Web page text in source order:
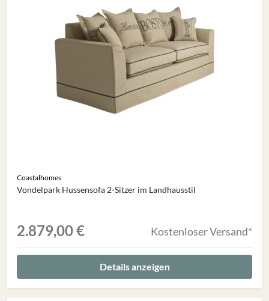
Coastalhomes
Vondelpark Hussensofa 2-Sitzer im Landhausstil
2.879,00 € Kostenloser Versand*
Details anzeigen